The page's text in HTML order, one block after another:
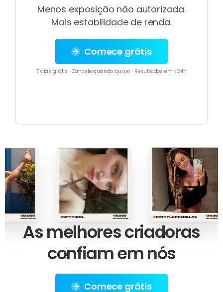
Menos exposição não autorizada.
Mais estabilidade de renda.
Comece grátis
7 dias grátis · Cancele quando quiser · Resultados em <24h
Asmelhorescriadoras
confiamemnós
Comece grátis